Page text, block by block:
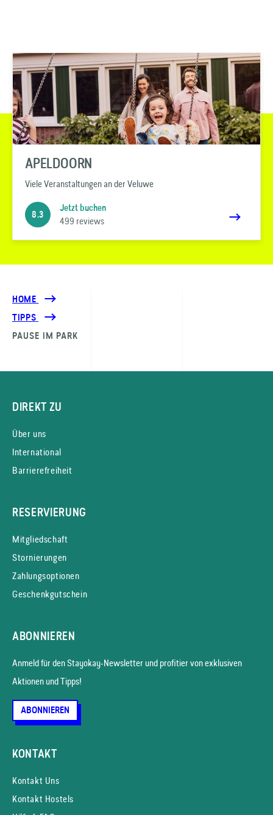
APELDOORN
Viele Veranstaltungen an der Veluwe
8.3
Jetzt buchen
499 reviews
HOME
TIPPS
PAUSE IM PARK
DIREKT ZU
Über uns
International
Barrierefreiheit
RESERVIERUNG
Mitgliedschaft
Stornierungen
Zahlungsoptionen
Geschenkgutschein
ABONNIEREN
Anmeld für den Stayokay-News­letter und profitier von exklusiven
Aktionen und Tipps!
ABONNIEREN
KONTAKT
Kontakt Uns
Kontakt Hostels